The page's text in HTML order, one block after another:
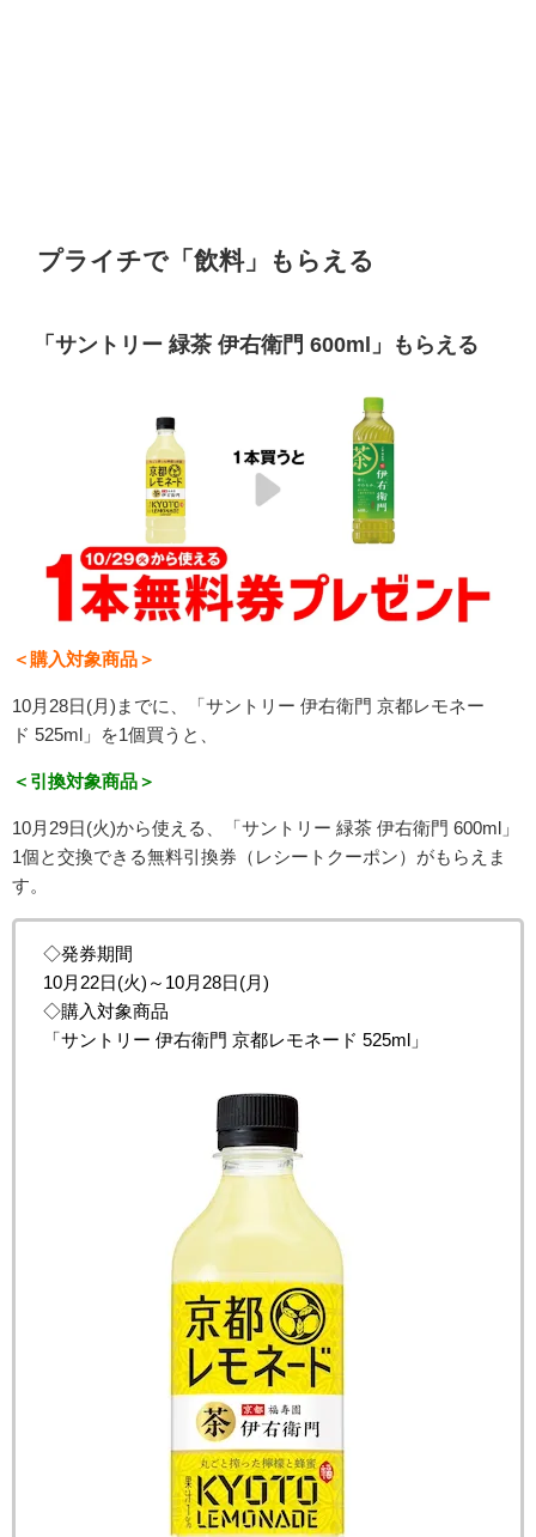
プライチで「飲料」もらえる
「 サントリー 緑茶 伊右衛門 600ml 」もらえる
＜購入対象商品＞
10月28日(月)までに、「 サントリー 伊右衛門 京都レモネー
ド 525ml 」を1個買うと、
＜引換対象商品＞
10月29日(火)から使える、「 サントリー 緑茶 伊右衛門 600ml 」
1個と交換できる無料引換券 （レシートクーポン） がもらえま
す。
◇発券期間
10月22日(火)～10月28日(月)
◇購入対象商品
「 サントリー 伊右衛門 京都レモネード 525ml 」